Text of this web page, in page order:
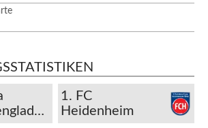
Mönchengladbach
1. FC
Heidenheim